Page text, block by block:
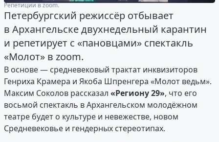
Репетиции в zoom.
Петербургский режиссёр отбывает
в Архангельске двухнедельный карантин
и репетирует с «пановцами» спектакль
«Молот» в zoom.
В основе — средневековый трактат инквизиторов
Генриха Крамера и Якоба Шпренгера «Молот ведьм».
Максим Соколов рассказал «Региону 29», что его
восьмой спектакль в Архангельском молодёжном
театре будет о культуре и невежестве, новом
Средневековье и гендерных стереотипах.